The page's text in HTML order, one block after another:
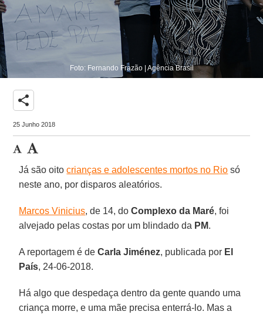
Foto: Fernando Frazão | Agência Brasil
share
25 Junho 2018
Já são oitocrianças e adolescentes mortos no Rio só
neste ano, por disparos aleatórios.
Marcos Vinicius, de 14, doComplexo da Maré, foi
alvejado pelas costas por um blindado da PM.
A reportagem é deCarla Jiménez, publicada por El
País, 24-06-2018.
Há algo que despedaça dentro da gente quando uma
criança morre, e uma mãe precisa enterrá-lo. Mas a